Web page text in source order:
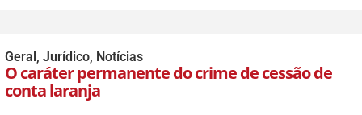
Geral, Jurídico, Notícias
O caráter permanente do crime de cessão de
conta laranja